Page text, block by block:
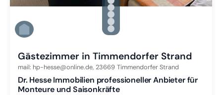
Zu Slide 2 wechseln
Zu Slide 3 wechseln
Zu Slide 4 wechseln
Zu Slide 5 wechseln
Zu Slide 6 wechseln
Gästezimmer in Timmendorfer Strand
mail: hp-hesse@online.de, 23669 Timmendorfer Strand
Dr. Hesse Immobilien professioneller Anbieter für
Monteure und Saisonkräfte